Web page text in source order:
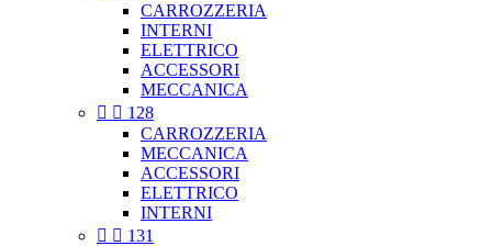
CARROZZERIA
INTERNI
ELETTRICO
ACCESSORI
MECCANICA
  128
CARROZZERIA
MECCANICA
ACCESSORI
ELETTRICO
INTERNI
  131